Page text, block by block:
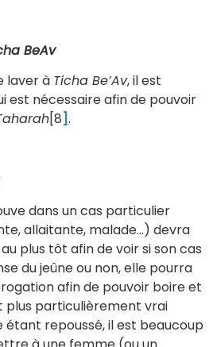
BeAv
laver à Ticha Be’Av, il est
est nécessaire afin de pouvoir
[8].
dans un cas particulier
allaitante, malade…) devra
plus tôt afin de voir si son cas
du jeûne ou non, elle pourra
afin de pouvoir boire et
plus particulièrement vrai
étant repoussé, il est beaucoup